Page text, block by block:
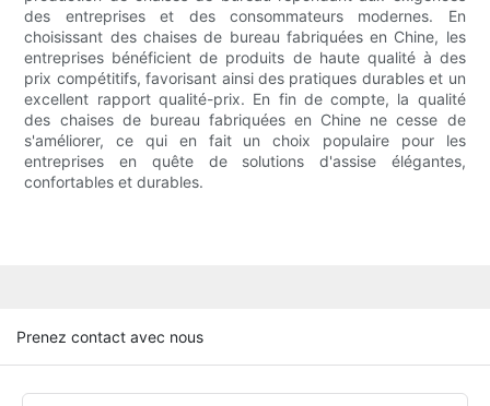
des entreprises et des consommateurs modernes. En
choisissant des chaises de bureau fabriquées en Chine, les
entreprises bénéficient de produits de haute qualité à des
prix compétitifs, favorisant ainsi des pratiques durables et un
excellent rapport qualité-prix. En fin de compte, la qualité
des chaises de bureau fabriquées en Chine ne cesse de
s'améliorer, ce qui en fait un choix populaire pour les
entreprises en quête de solutions d'assise élégantes,
confortables et durables.
Prenez contact avec nous